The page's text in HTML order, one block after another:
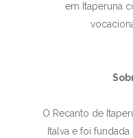
em Itaperuna
O Recanto de
Italva e foi